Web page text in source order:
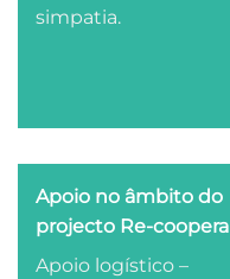
simpatia.
Apoio no âmbito do
projecto Re-coopera
Apoio logístico –